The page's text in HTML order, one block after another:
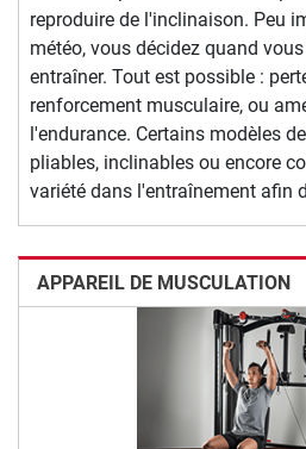
reproduire de l'inclinaison. Peu
météo, vous décidez quand
entraîner. Tout est possible :
renforcement musculaire, ou
l'endurance. Certains modèles
pliables, inclinables ou encore
variété dans l'entraînement afin
APPAREIL DE MUSCULATION